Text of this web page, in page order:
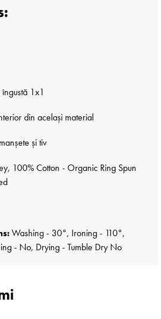
1x1
din același material
și tiv
100% Cotton - Organic Ring Spun
Washing - 30°, Ironing - 110°,
- No, Drying - Tumble Dry No